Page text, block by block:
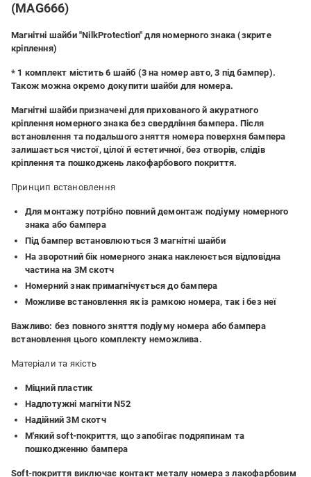
(МАG666)
Магнітні шайби "NilkProtection" для номерного знака (зкрите
кріплення)
* 1 комплект містить 6 шайб (3 на номер авто, 3 під бампер).
Також можна окремо докупити шайби для номера.
Магнітні шайби призначені для прихованого й акуратного
кріплення номерного знака без свердління бампера. Після
встановлення та подальшого зняття номера поверхня бампера
залишається чистої, цілої й естетичної, без отворів, слідів
кріплення та пошкоджень лакофарбового покриття.
Принцип встановлення
Для монтажу потрібно повний демонтаж подіуму номерного
знака або бампера
Під бампер встановлюються 3 магнітні шайби
На зворотний бік номерного знака наклеюється відповідна
частина на 3М скотч
Номерний знак примагнічується до бампера
Можливе встановлення як із рамкою номера, так і без неї
Важливо: без повного зняття подіуму номера або бампера
встановлення цього комплекту неможлива.
Матеріали та якість
Міцний пластик
Надпотужні магніти N52
Надійний 3M скотч
М'який soft-покриття, що запобігає подряпинам та
пошкодженню бампера
Soft-покриття виключає контакт металу номера з лакофарбовим